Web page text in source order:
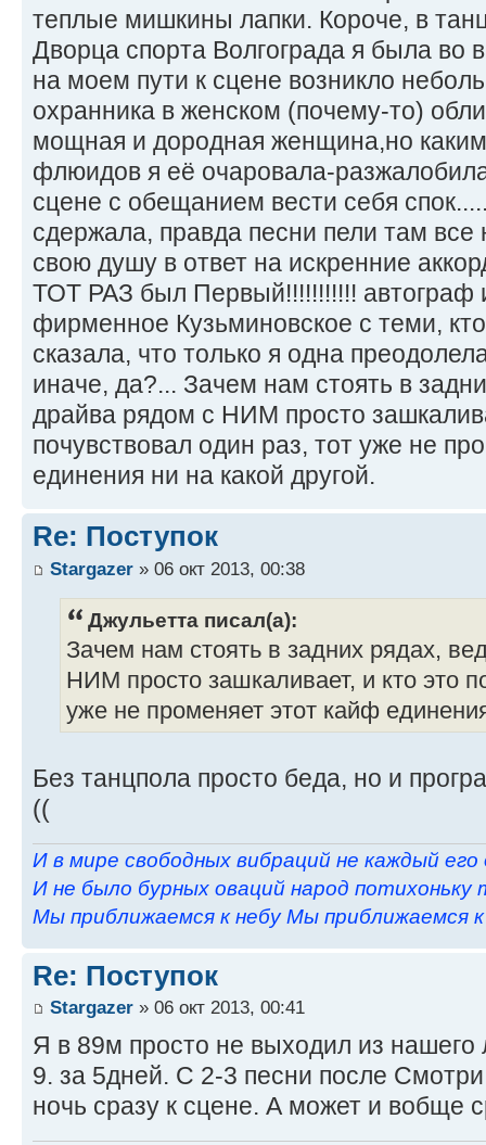
теплые мишкины лапки. Короче, в
Дворца спорта Волгограда я была во
на моем пути к сцене возникло
охранника в женском (почему-то)
мощная и дородная женщина,но
флюидов я её очаровала-
сцене с обещанием вести себя
сдержала, правда песни пели там
свою душу в ответ на искренние
ТОТ РАЗ был Первый!!!!!!!!!!! автограф
фирменное Кузьминовское с теми,
сказала, что только я одна
иначе, да?... Зачем нам стоять в
драйва рядом с НИМ просто
почувствовал один раз, тот уже не
единения ни на какой другой.
Re: Поступок
Stargazer » 06 окт 2013, 00:38
Джульетта писал(а):
Зачем нам стоять в задних рядах,
НИМ просто зашкаливает, и кто это
уже не променяет этот кайф
Без танцпола просто беда, но и
((
И в мире свободных вибраций не каждый его
И не было бурных оваций народ потихоньку
Мы приближаемся к небу Мы приближаемся к
Re: Поступок
Stargazer » 06 окт 2013, 00:41
Я в 89м просто не выходил из нашего
9. за 5дней. С 2-3 песни после
ночь сразу к сцене. А может и вобще